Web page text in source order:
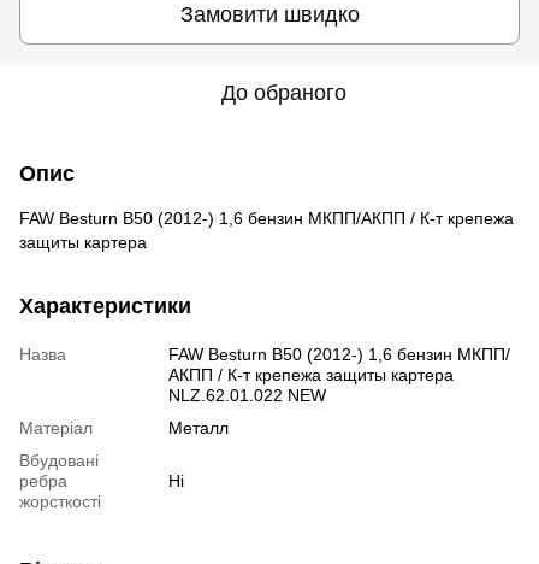
Замовити швидко
До обраного
Опис
FAW Besturn B50 (2012-) 1,6 бензин МКПП/АКПП / К-т крепежа
защиты картера
Характеристики
Назва
FAW Besturn B50 (2012-) 1,6 бензин МКПП/
АКПП / К-т крепежа защиты картера
NLZ.62.01.022 NEW
Матеріал
Металл
Вбудовані
ребра
жорсткості
Ні